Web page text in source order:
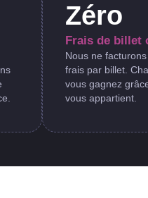
Zéro
Frais de billet
Nous ne
frais par billet.
vous gagnez
vous appartient.